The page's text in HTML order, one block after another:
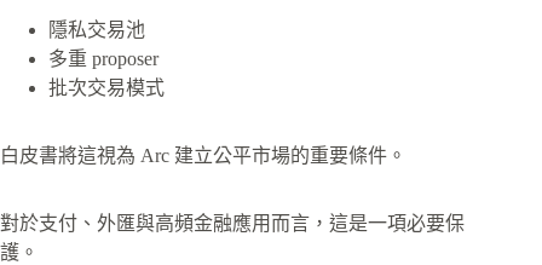
隱私交易池
多重 proposer
批次交易模式
白皮書將這視為 Arc 建立公平市場的重要條件。
對於支付、外匯與高頻金融應用而言，這是一項必要保
護。